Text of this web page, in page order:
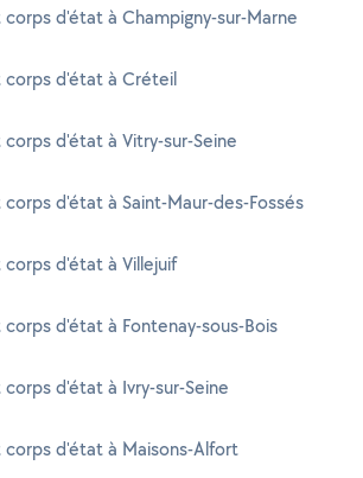
d'état à Champigny-sur-Marne
corps d'état à Créteil
d'état à Vitry-sur-Seine
d'état à Saint-Maur-des-Fossés
d'état à Villejuif
d'état à Fontenay-sous-Bois
d'état à Ivry-sur-Seine
d'état à Maisons-Alfort